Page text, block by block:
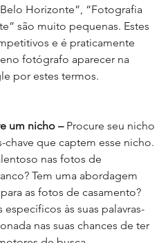
Horizonte”, “Fotografia
são muito pequenas. Estes
e é praticamente
fotógrafo aparecer na
por estes termos.
um nicho – Procure seu nicho
chave que captem esse nicho.
nas fotos de
Tem uma abordagem
as fotos de casamento?
às suas palavras-
nas suas chances de ter